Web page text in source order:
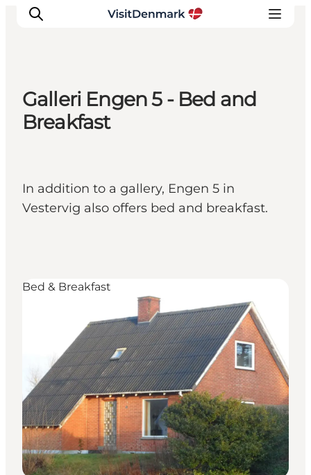
Inspirations
Planifiez votre voyage
Galleri Engen 5 - Bed and
Breakfast
In addition to a gallery, Engen 5 in
Vestervig also offers bed and breakfast.
Bed & Breakfast